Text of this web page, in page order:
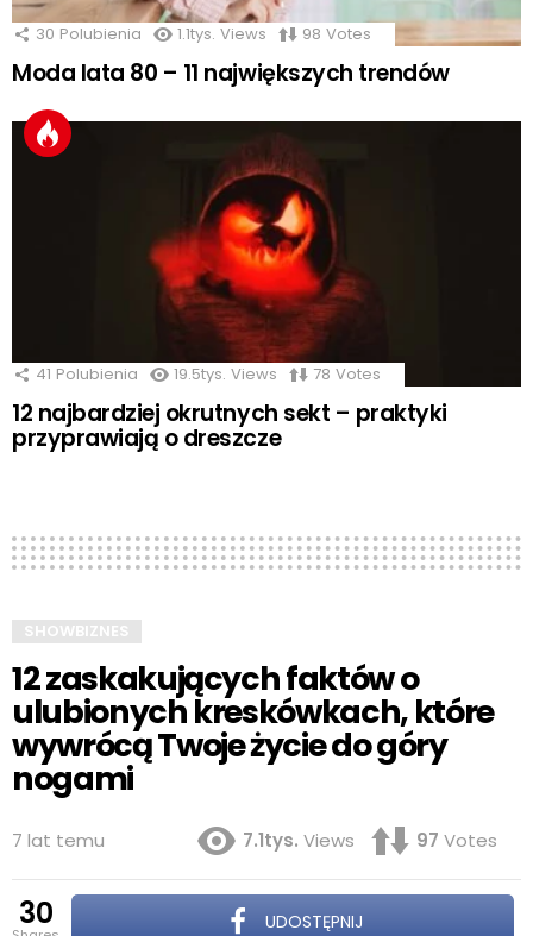
30 Polubienia 1.1tys. Views 98 Votes
Moda lata 80 – 11 największych trendów
41 Polubienia 19.5tys. Views 78 Votes
12 najbardziej okrutnych sekt – praktyki
przyprawiają o dreszcze
SHOWBIZNES
12 zaskakujących faktów o
ulubionych kreskówkach, które
wywrócą Twoje życie do góry
nogami
7 lat temu 7.1tys. Views 97 Votes
30 UDOSTĘPNIJ